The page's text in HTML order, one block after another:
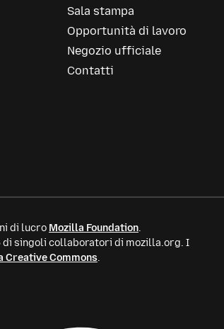
Sala stampa
Opportunità di lavoro
Negozio ufficiale
Contatti
di lucro Mozilla Foundation.
singoli collaboratori di mozilla.org. I
Creative Commons.